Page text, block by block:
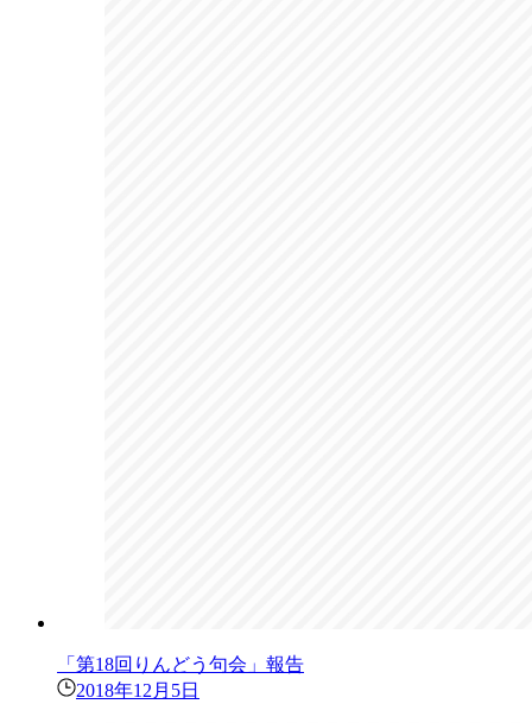
「第18回りんどう句会」報告
2018年12月5日